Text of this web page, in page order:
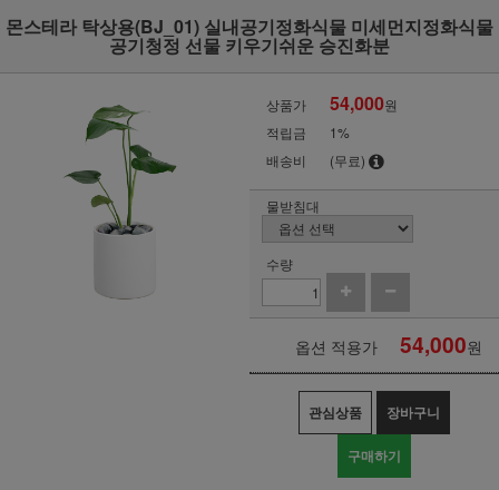
몬스테라 탁상용(BJ_01) 실내공기정화식물 미세먼지정화식물
공기청정 선물 키우기쉬운 승진화분
상품가 54,000원
적립금
1%
배송비
(무료)
물받침대
수량
옵션 적용가 54,000원
관심상품 장바구니
구매하기